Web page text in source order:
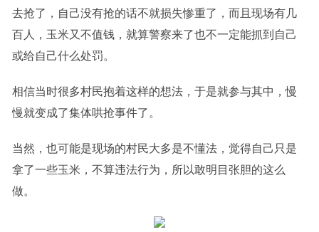
去抢了，自己没有抢的话不就损失惨重了，而且现场有几
百人，玉米又不值钱，就算警察来了也不一定能抓到自己
或给自己什么处罚。
相信当时很多村民抱着这样的想法，于是就参与其中，慢
慢就变成了集体哄抢事件了。
当然，也可能是现场的村民大多是不懂法，觉得自己只是
拿了一些玉米，不算违法行为，所以敢明目张胆的这么
做。